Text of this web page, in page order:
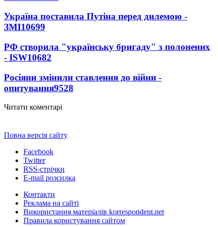
Україна поставила Путіна перед дилемою -
ЗМІ10699
РФ створила "українську бригаду" з полонених
- ISW10682
Росіяни змінили ставлення до війни -
опитування9528
Читати коментарі
Повна версія сайту
Facebook
Twitter
RSS-стрічки
E-mail розсилка
Контакти
Реклама на сайті
Використання матеріалів korrespondent.net
Правила користування сайтом